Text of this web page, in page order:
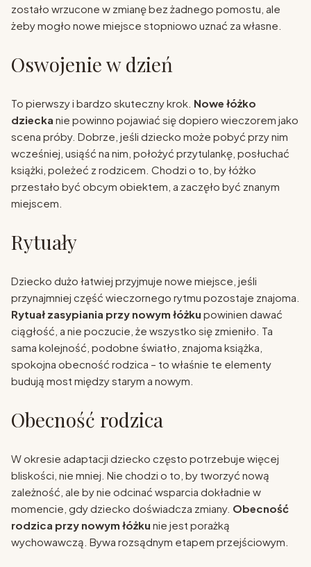
zostało wrzucone w zmianę bez żadnego pomostu, ale
żeby mogło nowe miejsce stopniowo uznać za własne.
Oswojenie w dzień
To pierwszy i bardzo skuteczny krok. Nowe łóżko
dziecka nie powinno pojawiać się dopiero wieczorem jako
scena próby. Dobrze, jeśli dziecko może pobyć przy nim
wcześniej, usiąść na nim, położyć przytulankę, posłuchać
książki, poleżeć z rodzicem. Chodzi o to, by łóżko
przestało być obcym obiektem, a zaczęło być znanym
miejscem.
Rytuały
Dziecko dużo łatwiej przyjmuje nowe miejsce, jeśli
przynajmniej część wieczornego rytmu pozostaje znajoma.
Rytuał zasypiania przy nowym łóżku powinien dawać
ciągłość, a nie poczucie, że wszystko się zmieniło. Ta
sama kolejność, podobne światło, znajoma książka,
spokojna obecność rodzica – to właśnie te elementy
budują most między starym a nowym.
Obecność rodzica
W okresie adaptacji dziecko często potrzebuje więcej
bliskości, nie mniej. Nie chodzi o to, by tworzyć nową
zależność, ale by nie odcinać wsparcia dokładnie w
momencie, gdy dziecko doświadcza zmiany. Obecność
rodzica przy nowym łóżku nie jest porażką
wychowawczą. Bywa rozsądnym etapem przejściowym.